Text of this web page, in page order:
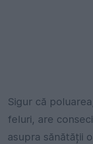
Sigur că
feluri, are
asupra sănătății